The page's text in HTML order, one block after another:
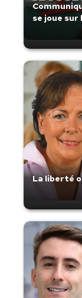
se joue
La liberté